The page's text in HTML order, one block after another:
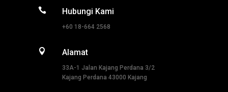
 Hubungi Kami
+60 18-664 2568
 Alamat
33A-1 Jalan Kajang Perdana 3/2
Kajang Perdana 43000 Kajang